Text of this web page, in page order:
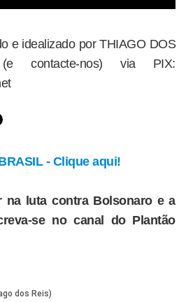
e idealizado por THIAGO DOS
contacte-nos) via PIX:
- Clique aqui!
na luta contra Bolsonaro e a
se no canal do Plantão